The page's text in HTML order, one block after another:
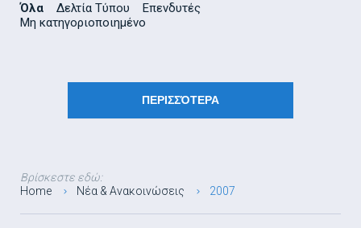
Όλα Δελτία Τύπου
Επενδυτές
Μη κατηγοριοποιημένο
ΠΕΡΙΣΣΌΤΕΡΑ
Βρίσκεστε εδώ:
Home
Νέα & Ανακοινώσεις 2007